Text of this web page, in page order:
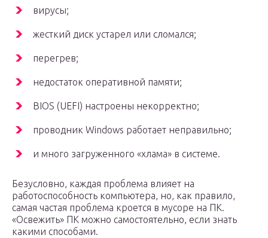
вирусы;
жесткий диск устарел или сломался;
перегрев;
недостаток оперативной памяти;
BIOS (UEFI) настроены некорректно;
проводник Windows работает неправильно;
и много загруженного «хлама» в системе.
Безусловно, каждая проблема влияет на
работоспособность компьютера, но, как правило,
самая частая проблема кроется в мусоре на ПК.
«Освежить» ПК можно самостоятельно, если знать
какими способами.